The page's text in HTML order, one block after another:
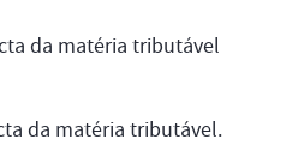
da matéria tributável
da matéria tributável.